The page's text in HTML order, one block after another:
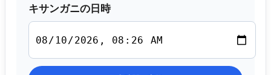
キサンガニの日時